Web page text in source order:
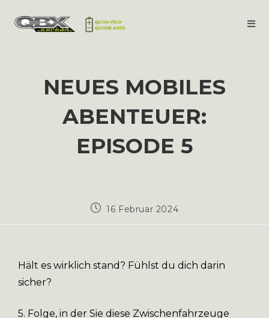
NEUES MOBILES
ABENTEUER:
EPISODE 5
16 Februar 2024
Hält es wirklich stand? Fühlst du dich darin
sicher?
5. Folge, in der Sie diese Zwischenfahrzeuge